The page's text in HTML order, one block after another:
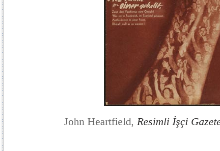
John Heartfield, Resimli İşçi